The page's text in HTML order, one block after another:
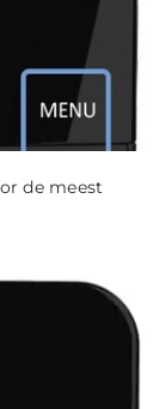
de meest